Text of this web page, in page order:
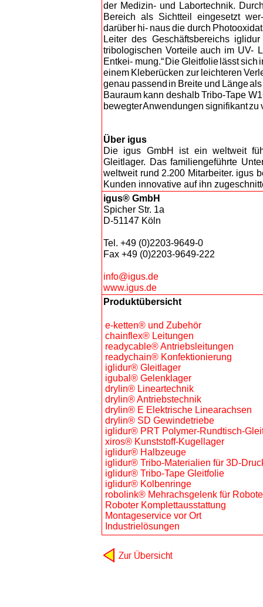
der Medizin- und Labortechnik.
Bereich als Sichtteil eingesetzt
darüber hi- naus die durch
Leiter des Geschäftsbereichs
tribologischen Vorteile auch im UV-
Entkei- mung.“ Die Gleitfolie lässt
einem Kleberücken zur leichteren
genau passend in Breite und Länge
Bauraum kann deshalb Tribo-Tape
bewegter Anwendungen signifikant zu
Über igus
Die igus GmbH ist ein weltweit
Gleitlager. Das familiengeführte
weltweit rund 2.200 Mitarbeiter. igus
Kunden innovative auf ihn
igus® GmbH
Spicher Str. 1a
D-51147 Köln
Tel. +49 (0)2203-9649-0
Fax +49 (0)2203-9649-222
info@igus.de
www.igus.de
Produktübersicht
e-ketten® und Zubehör
chainflex® Leitungen
readycable® Antriebsleitungen
readychain® Konfektionierung
iglidur® Gleitlager
igubal® Gelenklager
drylin® Lineartechnik
drylin® Antriebstechnik
drylin® E Elektrische Linearachsen
drylin® SD Gewindetriebe
iglidur® PRT Polymer-Rundtisch-
xiros® Kunststoff-Kugellager
iglidur® Halbzeuge
iglidur® Tribo-Materialien für 3D-
iglidur® Tribo-Tape Gleitfolie
iglidur® Kolbenringe
robolink® Mehrachsgelenk für
Roboter Komplettausstattung
Montageservice vor Ort
Industrielösungen